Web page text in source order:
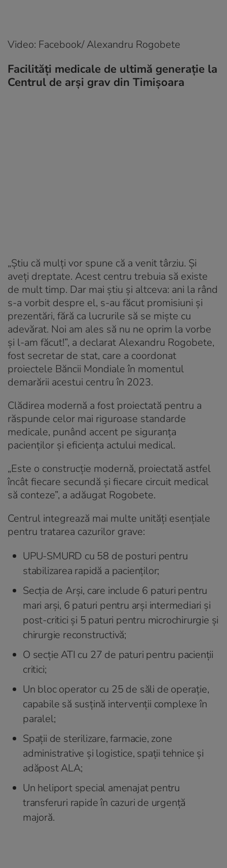
Video: Facebook/ Alexandru Rogobete
Facilități medicale de ultimă generație la
Centrul de arși grav din Timișoara
„Știu că mulți vor spune că a venit târziu. Și
aveți dreptate. Acest centru trebuia să existe
de mult timp. Dar mai știu și altceva: ani la rând
s-a vorbit despre el, s-au făcut promisiuni și
prezentări, fără ca lucrurile să se miște cu
adevărat. Noi am ales să nu ne oprim la vorbe
și l-am făcut!”, a declarat Alexandru Rogobete,
fost secretar de stat, care a coordonat
proiectele Băncii Mondiale în momentul
demarării acestui centru în 2023.
Clădirea modernă a fost proiectată pentru a
răspunde celor mai riguroase standarde
medicale, punând accent pe siguranța
pacienților și eficiența actului medical.
„Este o construcție modernă, proiectată astfel
încât fiecare secundă și fiecare circuit medical
să conteze”, a adăugat Rogobete.
Centrul integrează mai multe unități esențiale
pentru tratarea cazurilor grave:
UPU-SMURD cu 58 de posturi pentru
stabilizarea rapidă a pacienților;
Secția de Arși, care include 6 paturi pentru
mari arși, 6 paturi pentru arși intermediari și
post-critici și 5 paturi pentru microchirurgie și
chirurgie reconstructivă;
O secție ATI cu 27 de paturi pentru pacienții
critici;
Un bloc operator cu 25 de săli de operație,
capabile să susțină intervenții complexe în
paralel;
Spații de sterilizare, farmacie, zone
administrative și logistice, spații tehnice și
adăpost ALA;
Un heliport special amenajat pentru
transferuri rapide în cazuri de urgență
majoră.